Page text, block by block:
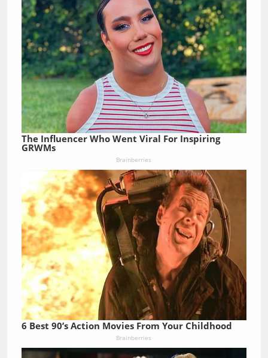
The Influencer Who Went Viral For Inspiring
GRWMs
Brainberries
6 Best 90’s Action Movies From Your Childhood
Brainberries